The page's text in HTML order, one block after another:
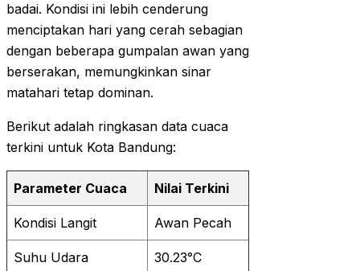
badai. Kondisi ini lebih cenderung
menciptakan hari yang cerah sebagian
dengan beberapa gumpalan awan yang
berserakan, memungkinkan sinar
matahari tetap dominan.
Berikut adalah ringkasan data cuaca
terkini untuk Kota Bandung:
Parameter Cuaca Nilai Terkini
Kondisi Langit Awan Pecah
Suhu Udara 30.23°C